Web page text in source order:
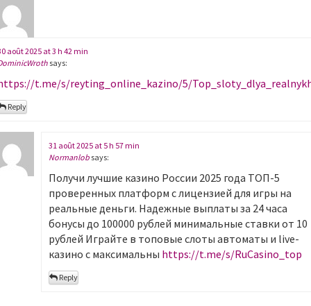
août 2025 at 3 h 42 min
says:
t.me/s/reyting_online_kazino/5/
Reply
31 août 2025 at 5 h 57 min
Normanlob says:
Получи лучшие казинo России 2025 года ТОП-5
проверенных платформ с лицензией для игры на
реальные деньги. Надежные выплаты за 24 часа
бонусы до 100000 рублей минимальные ставки от 10
рублей Играйте в топовые слоты автоматы и live-
казинo с максимальны https://t.me/s/RuCasino_top
Reply